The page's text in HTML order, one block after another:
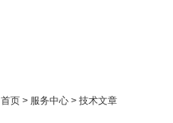
首页 > 服务中心 > 技术文章